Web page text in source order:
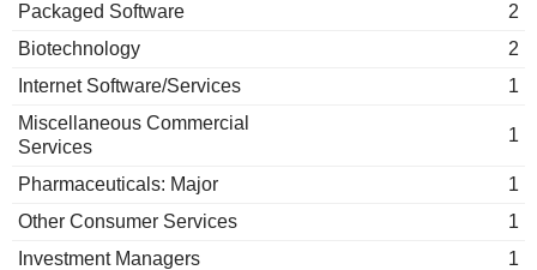
Packaged Software
2
Biotechnology
2
Internet Software/Services
1
Miscellaneous Commercial
Services
1
Pharmaceuticals: Major
1
Other Consumer Services
1
Investment Managers
1